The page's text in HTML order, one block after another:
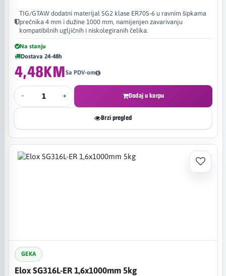
TIG/GTAW dodatni materijal SG2 klase ER70S-6 u ravnim šipkama
prečnika 4 mm i dužine 1000 mm, namijenjen zavarivanju
kompatibilnih ugljičnih i niskolegiranih čelika.
Na stanju
Dostava 24-48h
4,48KMSa PDV-om
- + Dodaj u korpu
Brzi pregled
GEKA
Elox SG316L-ER 1,6x1000mm 5kg